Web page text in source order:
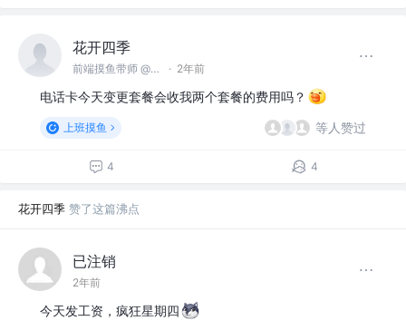
花开四季
前端摸鱼带师 @名不见经传沙雕公司 · 2年前
电话卡今天变更套餐会收我两个套餐的费用吗？
上班摸鱼 等人赞过
4 4
花开四季 赞了这篇沸点
已注销
2年前
今天发工资，疯狂星期四